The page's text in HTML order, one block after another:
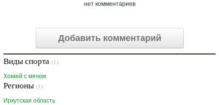
нет комментариев
Добавить комментарий
Виды спорта (1):
Хоккей с мячом
Регионы (1):
Иркутская область